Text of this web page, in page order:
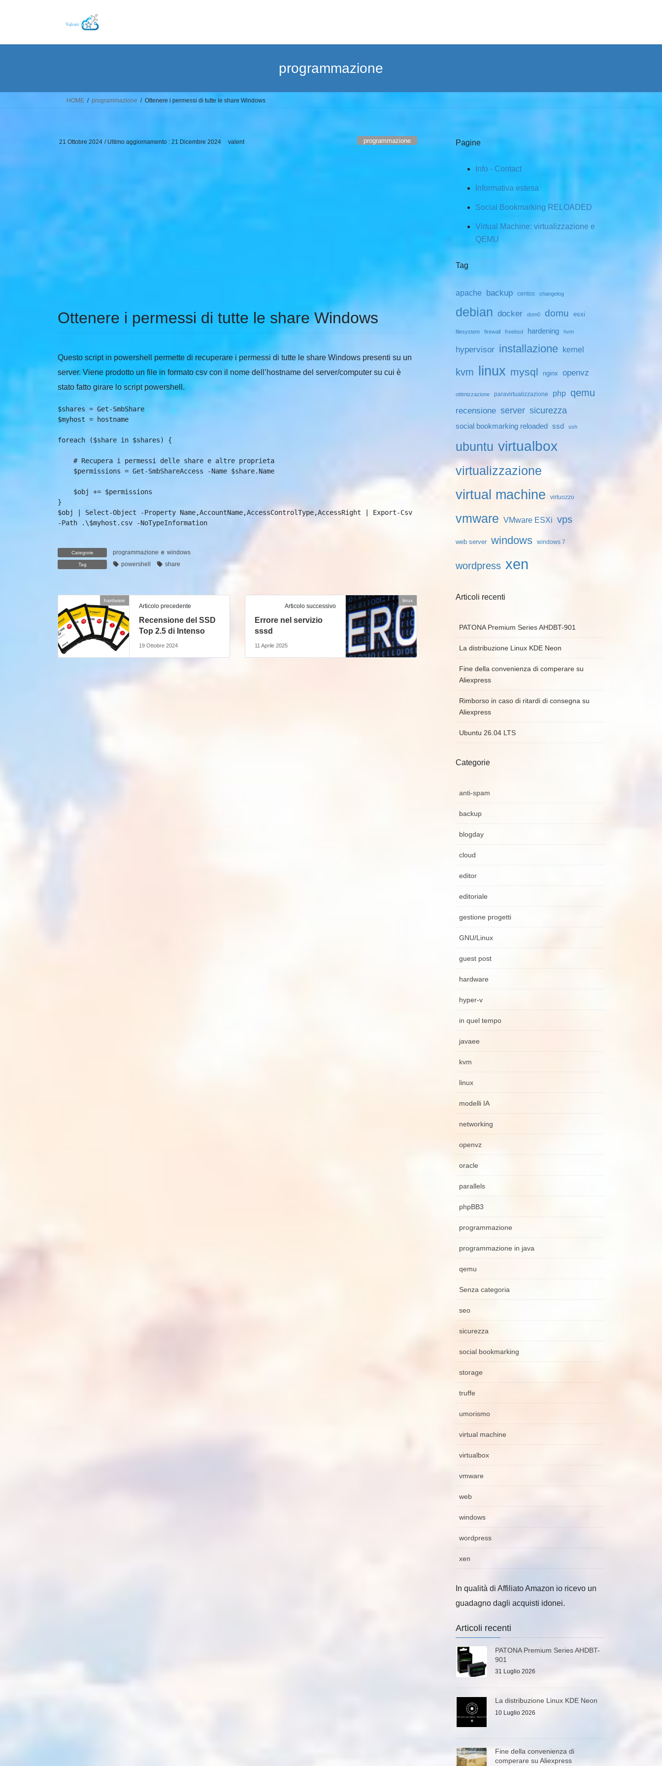
programmazione
HOME programmazione Ottenere i permessi di tutte le share Windows
21 Ottobre 2024 / Ultimo aggiornamento : 21 Dicembre 2024 valent programmazione
Ottenere i permessi di tutte le share Windows
Questo script in powershell permette di recuperare i permessi di tutte le share Windows presenti su un
server. Viene prodotto un file in formato csv con il nome dell’hostname del server/computer su cui è
stato fatto girare lo script powershell.
$shares = Get-SmbShare
$myhost = hostname
foreach ($share in $shares) {
}
$obj | Select-Object -Property Name,AccountName,AccessControlType,AccessRight | Export-Csv
-Path .\$myhost.csv -NoTypeInformation
Categorie programmazione e windows
Tag powershell share
hardware
Articolo precedente
Recensione del SSD
Top 2.5 di Intenso
19 Ottobre 2024
linux
Articolo successivo
Errore nel servizio
sssd
11 Aprile 2025
Pagine
Info - Contact
Informativa estesa
Social Bookmarking RELOADED
Virtual Machine: virtualizzazione e
QEMU
Tag
apache backup centos changelog
debian docker dom0 domu esxi
filesystem firewall freebsd hardening hvm
hypervisor installazione kernel
kvm linux mysql nginx openvz
ottimizzazione paravirtualizzazione php qemu
recensione server sicurezza
social bookmarking reloaded ssd ssh
ubuntu virtualbox
virtualizzazione
virtual machine virtuozzo
vmware VMware ESXi vps
web server windows windows 7
wordpress xen
Articoli recenti
PATONA Premium Series AHDBT-901
La distribuzione Linux KDE Neon
Fine della convenienza di comperare su
Aliexpress
Rimborso in caso di ritardi di consegna su
Aliexpress
Ubuntu 26.04 LTS
Categorie
anti-spam
backup
blogday
cloud
editor
editoriale
gestione progetti
GNU/Linux
guest post
hardware
hyper-v
in quel tempo
javaee
kvm
linux
modelli IA
networking
openvz
oracle
parallels
phpBB3
programmazione
programmazione in java
qemu
Senza categoria
seo
sicurezza
social bookmarking
storage
truffe
umorismo
virtual machine
virtualbox
vmware
web
windows
wordpress
xen
In qualità di Affiliato Amazon io ricevo un
guadagno dagli acquisti idonei.
Articoli recenti
PATONA Premium Series AHDBT-
901
31 Luglio 2026
La distribuzione Linux KDE Neon
10 Luglio 2026
Fine della convenienza di
comperare su Aliexpress